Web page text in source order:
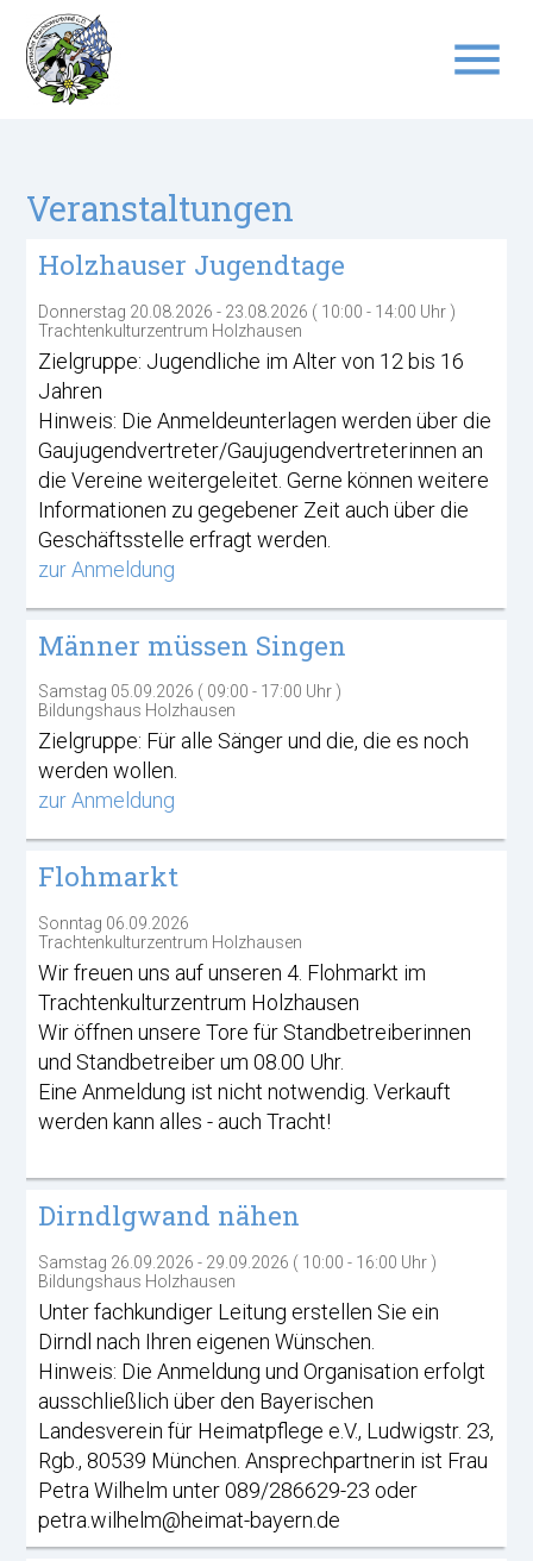
menu
Veranstaltungen
Holzhauser Jugendtage
Donnerstag 20.08.2026 - 23.08.2026 ( 10:00 - 14:00 Uhr )
Trachtenkulturzentrum Holzhausen
Zielgruppe: Jugendliche im Alter von 12 bis 16
Jahren
Hinweis: Die Anmeldeunterlagen werden über die
Gaujugendvertreter/Gaujugendvertreterinnen an
die Vereine weitergeleitet. Gerne können weitere
Informationen zu gegebener Zeit auch über die
Geschäftsstelle erfragt werden.
zur Anmeldung
Männer müssen Singen
Samstag 05.09.2026 ( 09:00 - 17:00 Uhr )
Bildungshaus Holzhausen
Zielgruppe: Für alle Sänger und die, die es noch
werden wollen.
zur Anmeldung
Flohmarkt
Sonntag 06.09.2026
Trachtenkulturzentrum Holzhausen
Wir freuen uns auf unseren 4. Flohmarkt im
Trachtenkulturzentrum Holzhausen
Wir öffnen unsere Tore für Standbetreiberinnen
und Standbetreiber um 08.00 Uhr.
Eine Anmeldung ist nicht notwendig. Verkauft
werden kann alles - auch Tracht!
Dirndlgwand nähen
Samstag 26.09.2026 - 29.09.2026 ( 10:00 - 16:00 Uhr )
Bildungshaus Holzhausen
Unter fachkundiger Leitung erstellen Sie ein
Dirndl nach Ihren eigenen Wünschen.
Hinweis: Die Anmeldung und Organisation erfolgt
ausschließlich über den Bayerischen
Landesverein für Heimatpflege e.V., Ludwigstr. 23,
Rgb., 80539 München. Ansprechpartnerin ist Frau
Petra Wilhelm unter 089/286629-23 oder
petra.wilhelm@heimat-bayern.de